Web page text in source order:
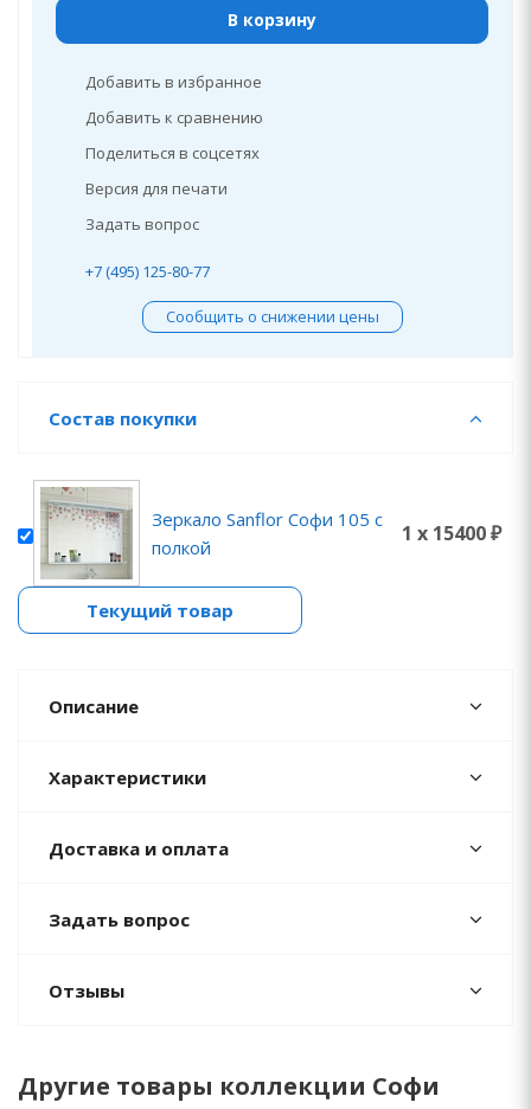
В корзину
Добавить в избранное
Добавить к сравнению
Поделиться в соцсетях
Версия для печати
Задать вопрос
+7 (495) 125-80-77
Сообщить о снижении цены
Состав покупки
Зеркало Sanflor Софи 105 с
полкой
1 x 15400 ₽
Текущий товар
Описание
Характеристики
Доставка и оплата
Задать вопрос
Отзывы
Другие товары коллекции Софи